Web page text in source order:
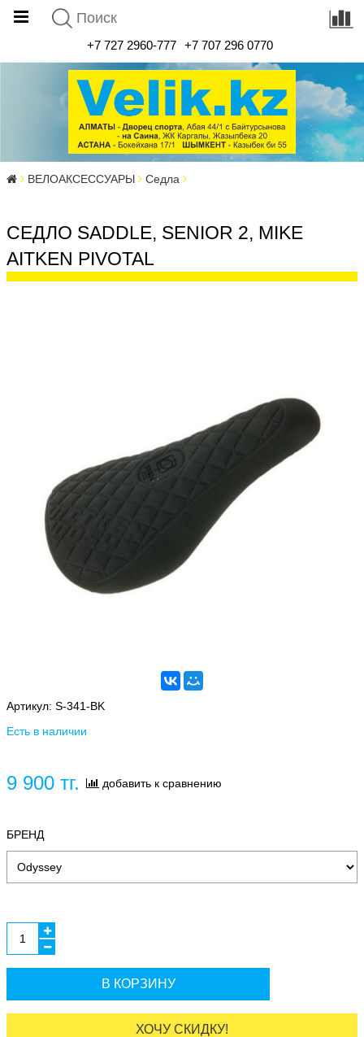
+7 727 2960-777 +7 707 296 0770
ВЕЛОАКСЕССУАРЫ Седла
СЕДЛО SADDLE, SENIOR 2, MIKE
AITKEN PIVOTAL
Артикул: S-341-BK
Есть в наличии
9 900 тг. добавить к сравнению
БРЕНД
В КОРЗИНУ
ХОЧУ СКИДКУ!